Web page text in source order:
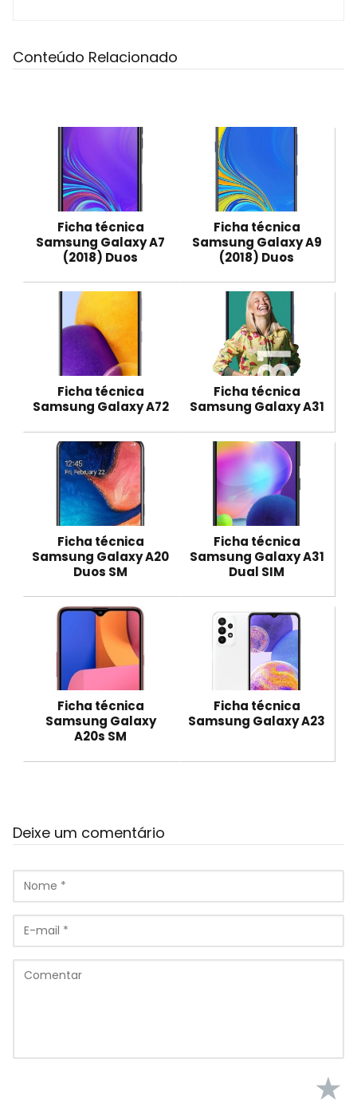
Conteúdo Relacionado
Ficha técnica
Samsung Galaxy A7
(2018) Duos
Ficha técnica
Samsung Galaxy A9
(2018) Duos
Ficha técnica
Samsung Galaxy A72
Ficha técnica
Samsung Galaxy A31
Ficha técnica
Samsung Galaxy A20
Duos SM
Ficha técnica
Samsung Galaxy A31
Dual SIM
Ficha técnica
Samsung Galaxy
A20s SM
Ficha técnica
Samsung Galaxy A23
Deixe um comentário
★